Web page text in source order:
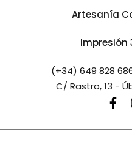
Artesanía
Impresión
(+34) 649 828
C/ Rastro, 13 -